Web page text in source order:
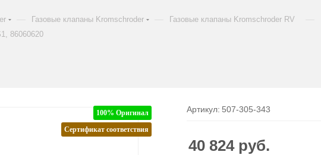
Газовые клапаны Kromschroder Газовые клапаны Kromschroder RV
86060620
100% Оригинал
Сертификат соответствия
Артикул: 507-305-343
40 824руб.